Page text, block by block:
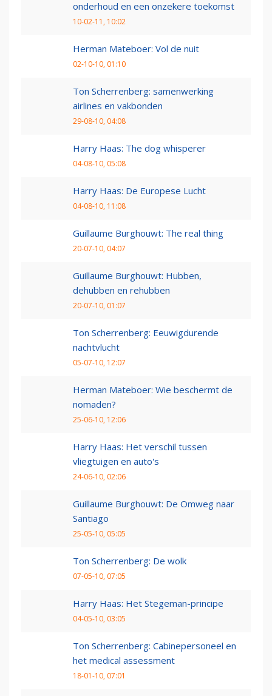
onderhoud en een onzekere toekomst
10-02-11, 10:02
Herman Mateboer: Vol de nuit
02-10-10, 01:10
Ton Scherrenberg: samenwerking
airlines en vakbonden
29-08-10, 04:08
Harry Haas: The dog whisperer
04-08-10, 05:08
Harry Haas: De Europese Lucht
04-08-10, 11:08
Guillaume Burghouwt: The real thing
20-07-10, 04:07
Guillaume Burghouwt: Hubben,
dehubben en rehubben
20-07-10, 01:07
Ton Scherrenberg: Eeuwigdurende
nachtvlucht
05-07-10, 12:07
Herman Mateboer: Wie beschermt de
nomaden?
25-06-10, 12:06
Harry Haas: Het verschil tussen
vliegtuigen en auto's
24-06-10, 02:06
Guillaume Burghouwt: De Omweg naar
Santiago
25-05-10, 05:05
Ton Scherrenberg: De wolk
07-05-10, 07:05
Harry Haas: Het Stegeman-principe
04-05-10, 03:05
Ton Scherrenberg: Cabinepersoneel en
het medical assessment
18-01-10, 07:01